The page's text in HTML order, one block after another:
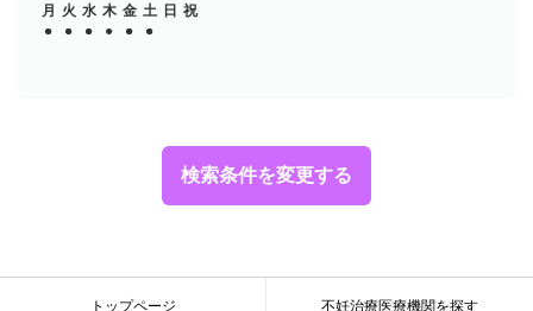
検索条件を変更する
月 火 水 木 金 土 日 祝
●
● ● ● ● ●
● ● ● ● ●
トップページ 不妊治療医療機関を探す